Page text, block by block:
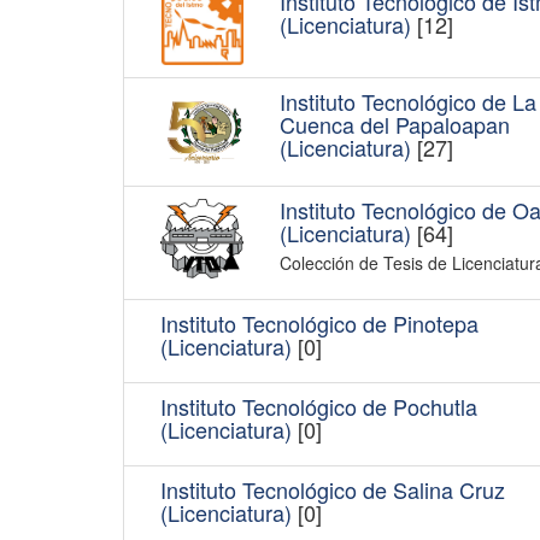
(Licenciatura) [12]
Instituto Tecnológico de La
Cuenca del Papaloapan
(Licenciatura) [27]
Instituto Tecnológico de
(Licenciatura) [64]
Colección de Tesis de
Instituto Tecnológico de Pinotepa
(Licenciatura) [0]
Instituto Tecnológico de Pochutla
(Licenciatura) [0]
Instituto Tecnológico de Salina Cruz
(Licenciatura) [0]